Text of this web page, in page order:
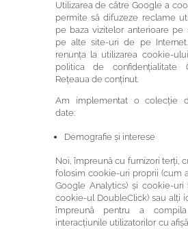
Utilizarea de către Google a
permite să difuzeze reclame
pe baza vizitelor anterioare pe
pe alte site-uri de pe
renunța la utilizarea cookie-
politica de confidențialitate
Rețeaua de conținut.
Am implementat o colecție
date:
Demografie și interese
Noi, împreună cu furnizori terți,
folosim cookie-uri proprii (cum
Google Analytics) și cookie-
cookie-ul DoubleClick) sau alți
împreună pentru a
interacțiunile utilizatorilor cu